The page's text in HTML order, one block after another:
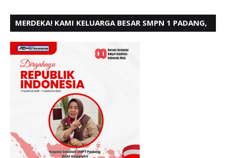
MERDEKA! KAMI KELUARGA BESAR SMPN 1 PADANG,